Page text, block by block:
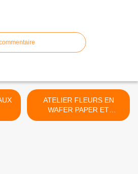
ATELIER FLEURS EN
WAFER PAPER ET
FLEURS EN BEAN PASTE -